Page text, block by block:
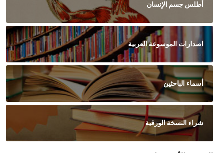
أطلس جسم الإنسان
اصدارات الموسوعة العربية
أسماء الباحثين
شراء النسخة الورقية